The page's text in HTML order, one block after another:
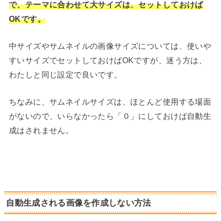
で、テーマに合わせて大サイズは、セットしておけば
OKです。
中サイズやサムネイルの画像サイズについては、使いや
すいサイズでセットしておけばOKですが、迷う方は、
わたしと同じ設定で良いです。
ちなみに、サムネイルサイズは、ほとんど使用する場面
がないので、いらなかったら「０」にしておけば自動生
成はされません。
自動生成される画像を作成しない方法